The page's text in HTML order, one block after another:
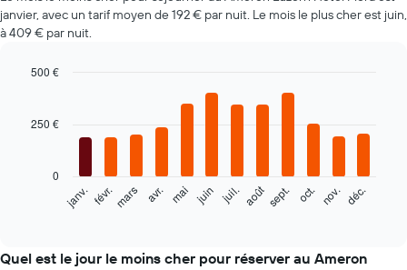
janvier, avec un tarif moyen de 192 € par nuit. Le mois le plus cher est juin,
à 409 € par nuit.
with
graphique
indique
janv. févr.mars avr. mai juin juil. août sept. oct. nov. déc.
0
250 €
500 €
Quel est le jour le moins cher pour réserver au Ameron